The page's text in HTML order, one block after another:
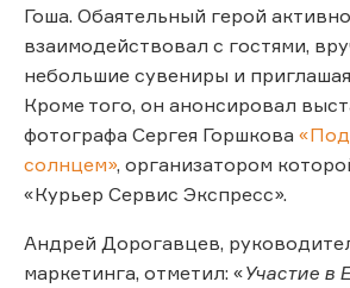
Гоша. Обаятельный герой активно
взаимодействовал с гостями,
небольшие сувениры и
Кроме того, он анонсировал
фотографа Сергея Горшкова
солнцем», организатором
«Курьер Сервис Экспресс».
Андрей Дорогавцев,
маркетинга, отметил: «Участие в